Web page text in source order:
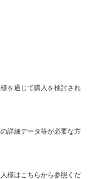
を通じて購入を検討され
詳細データ等が必要な方
様はこちらから参照くだ